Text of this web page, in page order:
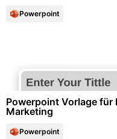
Powerpoint
Powerpoint Vorlage für
Marketing
Powerpoint